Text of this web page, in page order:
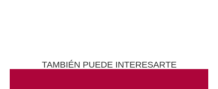
TAMBIÉN PUEDE INTERESARTE